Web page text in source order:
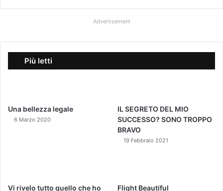
Advertisement
Più letti
Una bellezza legale
6 Marzo 2020
IL SEGRETO DEL MIO
SUCCESSO? SONO TROPPO
BRAVO
19 Febbraio 2021
Vi rivelo tutto quello che ho Flight Beautiful